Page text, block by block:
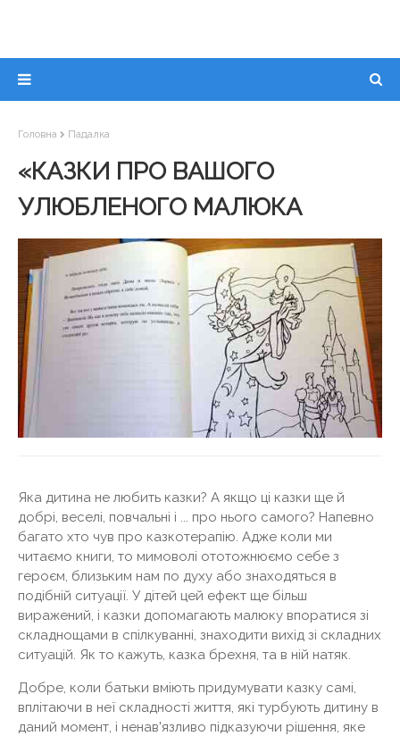
Головна Падалка
«КАЗКИ ПРО ВАШОГО
УЛЮБЛЕНОГО МАЛЮКА
Яка дитина не любить казки? А якщо ці казки ще й
добрі, веселі, повчальні і ... про нього самого? Напевно
багато хто чув про казкотерапію. Адже коли ми
читаємо книги, то мимоволі ототожнюємо себе з
героєм, близьким нам по духу або знаходяться в
подібній ситуації. У дітей цей ефект ще більш
виражений, і казки допомагають малюку впоратися зі
складнощами в спілкуванні, знаходити вихід зі складних
ситуацій. Як то кажуть, казка брехня, та в ній натяк.
Добре, коли батьки вміють придумувати казку самі,
вплітаючи в неї складності життя, які турбують дитину в
даний момент, і ненав'язливо підказуючи рішення, яке